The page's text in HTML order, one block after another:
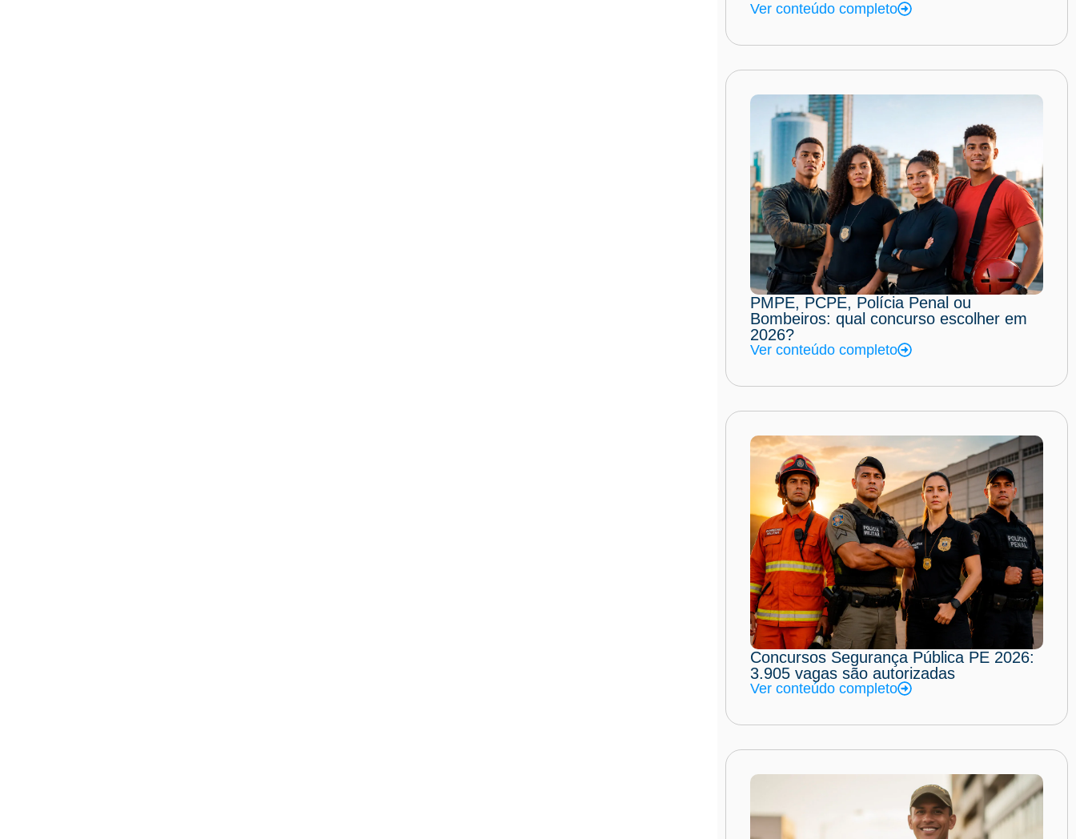
Ver conteúdo completo
PMPE, PCPE, Polícia Penal ou
Bombeiros: qual concurso escolher em
2026?
Ver conteúdo completo
Concursos Segurança Pública PE 2026:
3.905 vagas são autorizadas
Ver conteúdo completo